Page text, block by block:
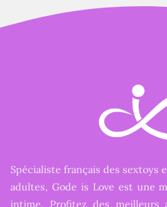
Spécialiste français des sextoys
adultes, Gode is Love est une